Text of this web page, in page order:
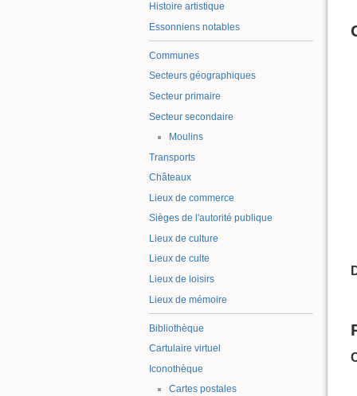
Histoire artistique
Essonniens notables
Communes
Secteurs géographiques
Secteur primaire
Secteur secondaire
Moulins
Transports
Châteaux
Lieux de commerce
Sièges de l'autorité publique
Lieux de culture
Lieux de culte
Lieux de loisirs
Lieux de mémoire
Bibliothèque
Cartulaire virtuel
Iconothèque
Cartes postales